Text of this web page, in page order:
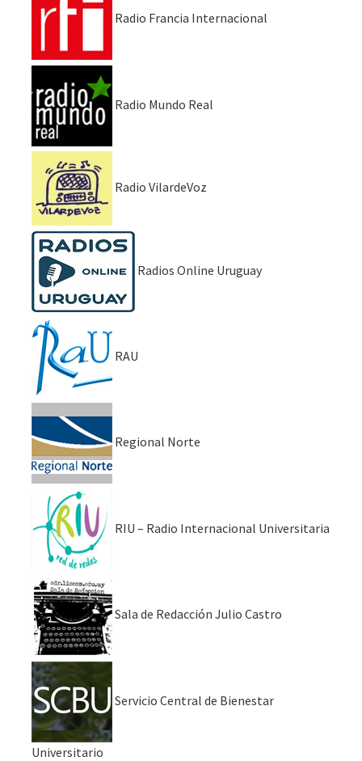
Radio Francia Internacional
Radio Mundo Real
Radio VilardeVoz
Radios Online Uruguay
RAU
Regional Norte
RIU – Radio Internacional Universitaria
Sala de Redacción Julio Castro
Servicio Central de Bienestar
Universitario